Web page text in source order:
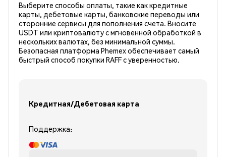
Выберите способы оплаты, такие как кредитные
карты, дебетовые карты, банковские переводы или
сторонние сервисы для пополнения счета. Вносите
USDT или криптовалюту с мгновенной обработкой в
нескольких валютах, без минимальной суммы.
Безопасная платформа Phemex обеспечивает самый
быстрый способ покупки RAFF с уверенностью.
Кредитная/Дебетовая карта
Поддержка: